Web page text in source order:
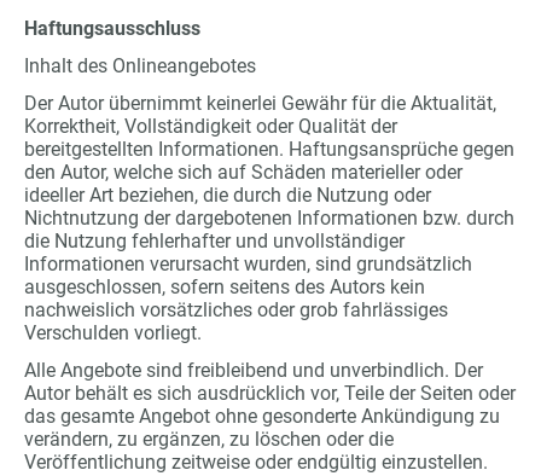
Haftungsausschluss
Inhalt des Onlineangebotes
Der Autor übernimmt keinerlei Gewähr für die Aktualität,
Korrektheit, Vollständigkeit oder Qualität der
bereitgestellten Informationen. Haftungsansprüche gegen
den Autor, welche sich auf Schäden materieller oder
ideeller Art beziehen, die durch die Nutzung oder
Nichtnutzung der dargebotenen Informationen bzw. durch
die Nutzung fehlerhafter und unvollständiger
Informationen verursacht wurden, sind grundsätzlich
ausgeschlossen, sofern seitens des Autors kein
nachweislich vorsätzliches oder grob fahrlässiges
Verschulden vorliegt.
Alle Angebote sind freibleibend und unverbindlich. Der
Autor behält es sich ausdrücklich vor, Teile der Seiten oder
das gesamte Angebot ohne gesonderte Ankündigung zu
verändern, zu ergänzen, zu löschen oder die
Veröffentlichung zeitweise oder endgültig einzustellen.